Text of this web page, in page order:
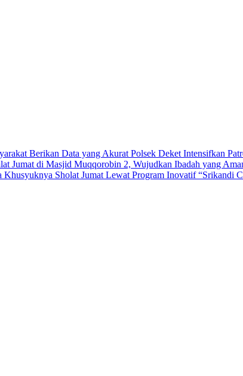
Berikan Data yang Akurat Polsek Deket Intensifkan
Jumat di Masjid Muqqorobin 2, Wujudkan Ibadah yang
Khusyuknya Sholat Jumat Lewat Program Inovatif “Srikandi